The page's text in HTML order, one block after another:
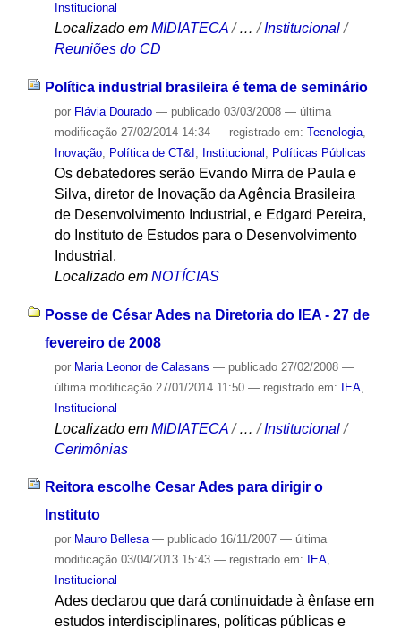
Institucional
Localizado em MIDIATECA /…/Institucional /
Reuniões do CD
Política industrial brasileira é tema de seminário
por Flávia Dourado — publicado03/03/2008 — última
modificação27/02/2014 14:34 — registrado em: Tecnologia,
Inovação, Política de CT&I Institucional Políticas Públicas
Os debatedores serão Evando Mirra de Paula e
Silva, diretor de Inovação da Agência Brasileira
de Desenvolvimento Industrial, e Edgard Pereira,
do Instituto de Estudos para o Desenvolvimento
Industrial.
Localizado em NOTÍCIAS
Posse de César Ades na Diretoria do IEA - 27 de
fevereiro de 2008
por Maria Leonor de Calasans — publicado27/02/2008 —
última modificação27/01/2014 11:50 — registrado em: IEA,
Institucional
Localizado em MIDIATECA /…/Institucional /
Cerimônias
Reitora escolhe Cesar Ades para dirigir o
Instituto
por Mauro Bellesa — publicado16/11/2007 — última
modificação03/04/2013 15:43 — registrado em: IEA,
Institucional
Ades declarou que dará continuidade à ênfase em
estudos interdisciplinares, políticas públicas e